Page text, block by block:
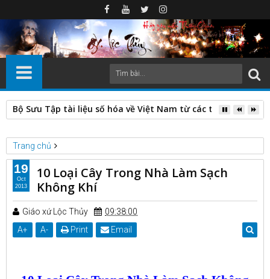
Bộ Sưu Tập tài liệu số hóa về Việt Nam từ các thư viện nước
Trang chủ
Sức khỏe - ẩm thực
10 Loại Cây Trong Nhà Làm Sạch Không Khí
10 Loại Cây Trong Nhà Làm Sạch
Không Khí
Giáo xứ Lộc Thủy
09:38:00
A+ A- Print Email
19
Oct
2013